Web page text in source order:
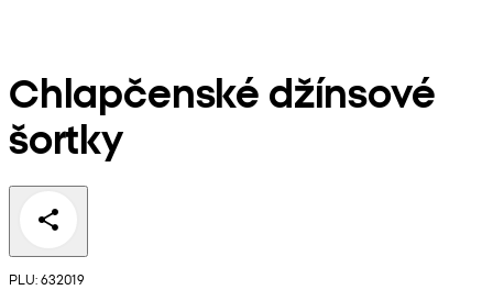
Chlapčenské džínsové
šortky
PLU: 632019